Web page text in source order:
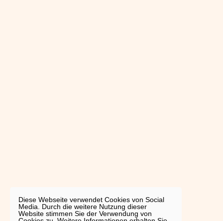
Diese Webseite verwendet Cookies von Social
Media. Durch die weitere Nutzung dieser
Website stimmen Sie der Verwendung von